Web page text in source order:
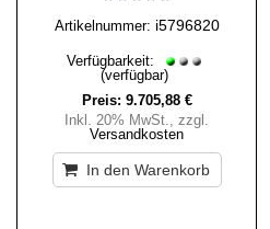
Artikelnummer: i5796820
Verfügbarkeit:
(verfügbar)
Preis: 9.705,88 €
Inkl. 20% MwSt., zzgl.
Versandkosten
In den Warenkorb